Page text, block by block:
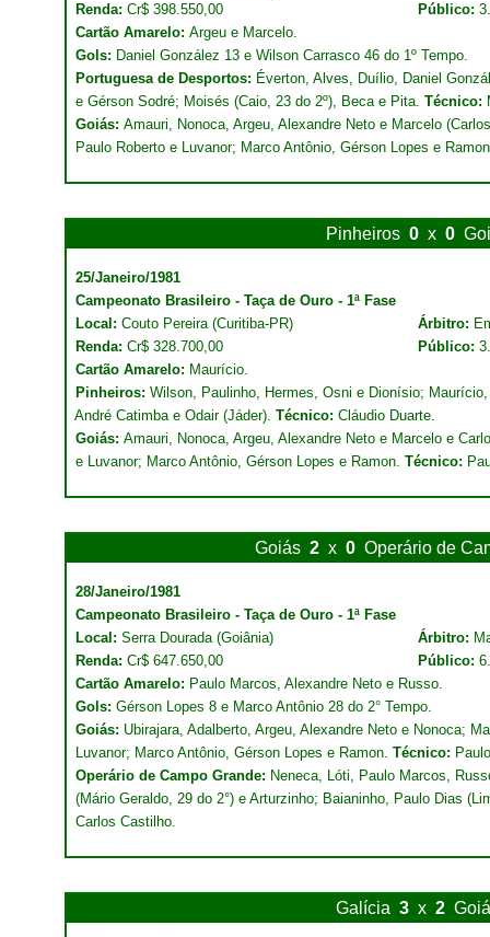
Renda: Cr$ 398.550,00 Público:
Cartão Amarelo: Argeu e Marcelo.
Gols: Daniel González 13 e Wilson Carrasco 46 do 1º Tempo.
Portuguesa de Desportos: Éverton, Alves, Duílio, Daniel
e Gérson Sodré; Moisés (Caio, 23 do 2º), Beca e Pita. Técnico:
Goiás: Amauri, Nonoca, Argeu, Alexandre Neto e Marcelo
Paulo Roberto e Luvanor; Marco Antônio, Gérson Lopes e
Pinheiros 0 x 0
25/Janeiro/1981
Campeonato Brasileiro - Taça de Ouro - 1ª Fase
Local: Couto Pereira (Curitiba-PR) Árbitro:
Renda: Cr$ 328.700,00 Público:
Cartão Amarelo: Maurício.
Pinheiros: Wilson, Paulinho, Hermes, Osni e Dionísio;
André Catimba e Odair (Jáder). Técnico: Cláudio Duarte.
Goiás: Amauri, Nonoca, Argeu, Alexandre Neto e Marcelo e
e Luvanor; Marco Antônio, Gérson Lopes e Ramon. Técnico:
Goiás 2 x 0 Operário de
28/Janeiro/1981
Campeonato Brasileiro - Taça de Ouro - 1ª Fase
Local: Serra Dourada (Goiânia) Árbitro:
Renda: Cr$ 647.650,00 Público:
Cartão Amarelo: Paulo Marcos, Alexandre Neto e Russo.
Gols: Gérson Lopes 8 e Marco Antônio 28 do 2° Tempo.
Goiás: Ubirajara, Adalberto, Argeu, Alexandre Neto e Nonoca;
Luvanor; Marco Antônio, Gérson Lopes e Ramon. Técnico:
Operário de Campo Grande: Neneca, Lóti, Paulo Marcos,
(Mário Geraldo, 29 do 2°) e Arturzinho; Baianinho, Paulo Dias
Carlos Castilho.
Galícia 3 x 2